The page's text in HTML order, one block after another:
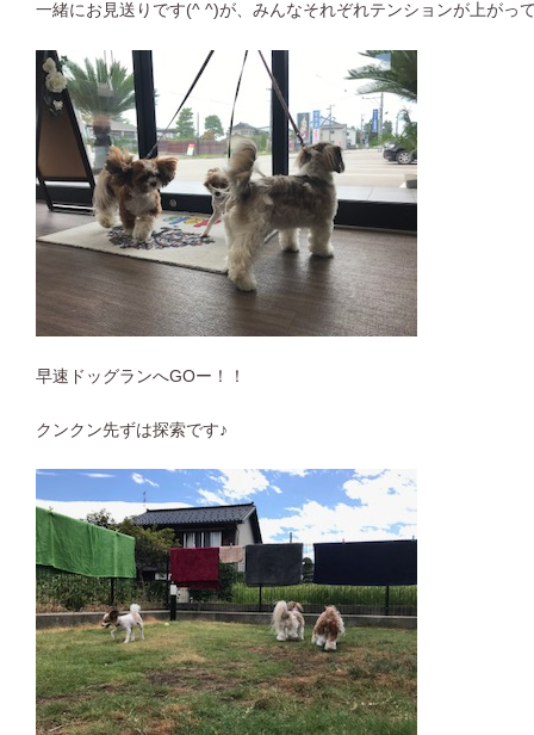
一緒にお見送りです(^ ^)が、みんなそれぞれテンションが上がっ
早速ドッグランへGOー！！
クンクン先ずは探索です♪